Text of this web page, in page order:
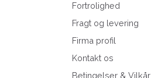
Fortrolighed
Fragt og levering
Firma profil
Kontakt os
Betingelser & Vilkår